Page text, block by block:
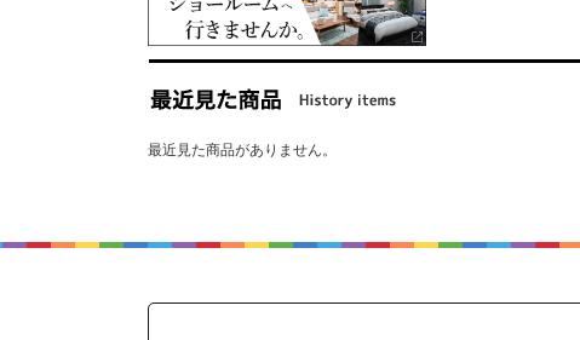
最近見た商品がありません。